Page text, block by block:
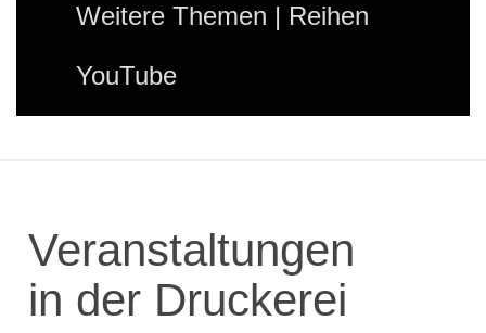
Weitere Themen | Reihen
YouTube
Veranstaltungen
in der Druckerei